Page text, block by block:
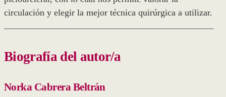
circulación y elegir la mejor técnica quirúrgica a utilizar.
Biografía del autor/a
Norka Cabrera Beltrán